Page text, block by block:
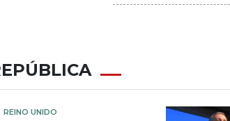
REINO UNIDO